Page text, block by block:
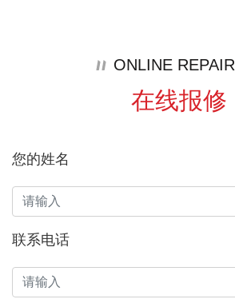
ONLINE
在线报修
您的姓名
联系电话